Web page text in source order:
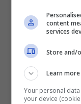
Cristiano
Real Madrid”
content
services
Store and/
Learn more
Your personal
your device